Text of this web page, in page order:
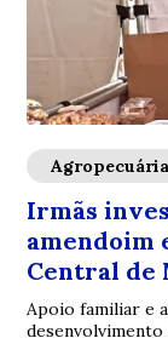
Agropecuária
Irmãs
amendoim
Central de
Apoio familiar e